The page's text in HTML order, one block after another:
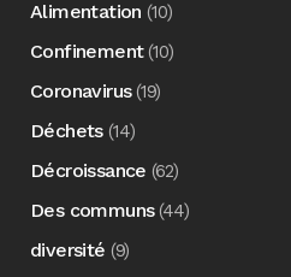
Alimentation (10)
Confinement(10)
Coronavirus(19)
Déchets(14)
Décroissance (62)
Des communs(44)
diversité (9)